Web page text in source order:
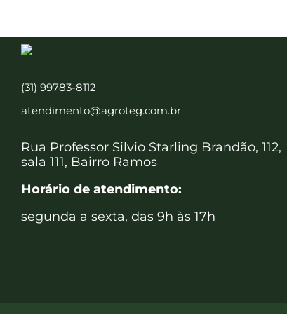
(31) 99783-8112
atendimento@agroteg.com.br
Rua Professor Silvio Starling Brandão, 112,
sala 111, Bairro Ramos
Horário de atendimento:
segunda a sexta, das 9h às 17h